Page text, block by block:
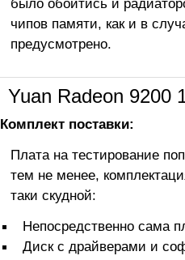
чипов памяти, как и в
предусмотрено.
Yuan Radeon 9200
Комплект поставки:
Плата на тестирование
тем не менее,
таки скудной:
Непосредственно сама
Диск с драйверами и